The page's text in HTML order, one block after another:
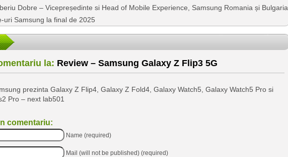
Dobre – Vicepreședinte si Head of Mobile Experience, Samsung Romania și Bulgaria
uri Samsung la final de 2025
la: Review – Samsung Galaxy Z Flip3 5G
prezinta Galaxy Z Flip4, Galaxy Z Fold4, Galaxy Watch5, Galaxy Watch5 Pro si
Pro – next lab501
comentariu:
Name (required)
Mail (will not be published) (required)